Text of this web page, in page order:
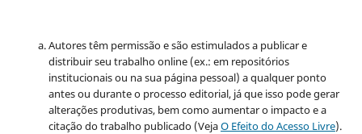
Autores têm permissão e são estimulados a publicar e
distribuir seu trabalho online (ex.: em repositórios
institucionais ou na sua página pessoal) a qualquer ponto
antes ou durante o processo editorial, já que isso pode gerar
alterações produtivas, bem como aumentar o impacto e a
citação do trabalho publicado (VejaO Efeito do Acesso Livre).